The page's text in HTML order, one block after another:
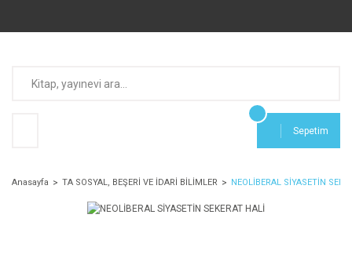
Sepetim
Anasayfa TA SOSYAL, BEŞERİ VE İDARİ BİLİMLER NEOLİBERAL SİYASETİN